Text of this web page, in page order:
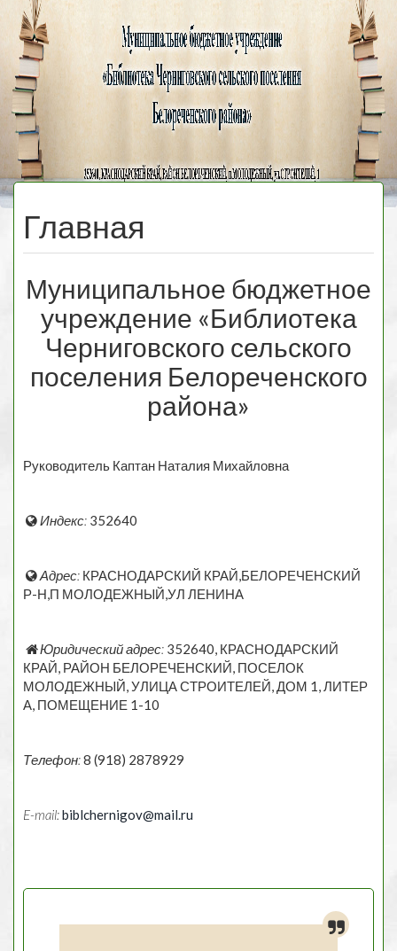
Черниговская
библиотека
МЕНЮ
Главная
Муниципальное бюджетное
учреждение «Библиотека
Черниговского сельского
поселения Белореченского
района»
Руководитель Каптан Наталия Михайловна
Индекс: 352640
Адрес: КРАСНОДАРСКИЙ КРАЙ,БЕЛОРЕЧЕНСКИЙ
Р-Н,П МОЛОДЕЖНЫЙ,УЛ ЛЕНИНА
Юридический адрес: 352640, КРАСНОДАРСКИЙ
КРАЙ, РАЙОН БЕЛОРЕЧЕНСКИЙ, ПОСЕЛОК
МОЛОДЕЖНЫЙ, УЛИЦА СТРОИТЕЛЕЙ, ДОМ 1, ЛИТЕР
А, ПОМЕЩЕНИЕ 1-10
Телефон:8 (918) 2878929
E-mail:biblchernigov@mail.ru